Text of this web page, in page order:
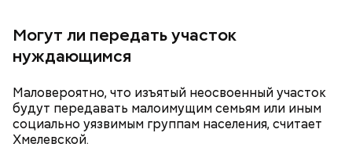
Могут ли передать участок
нуждающимся
Маловероятно, что изъятый неосвоенный участок
будут передавать малоимущим семьям или иным
социально уязвимым группам населения, считает
Хмелевской.
Ранние плоды, по словам врача, лучше не есть: